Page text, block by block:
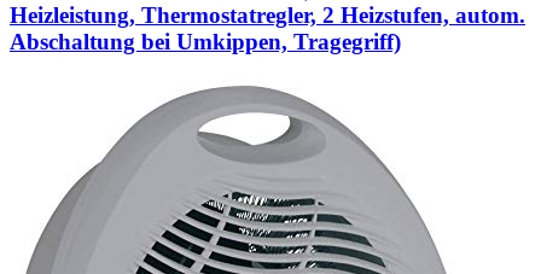
Heizleistung, Thermostatregler, 2 Heizstufen, autom.
Abschaltung bei Umkippen, Tragegriff)